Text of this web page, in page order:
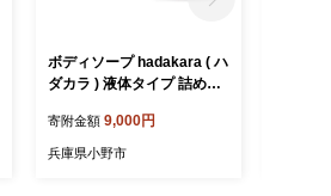
ボディソープ hadakara ( ハ
ダカラ ) 液体タイプ 詰め替
ープ フレッシュフローラル
の香り 日用品 消耗品 バス
寄附金額 9,000円
兵庫県小野市